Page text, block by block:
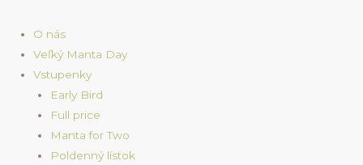
O nás
Veľký Manta Day
Vstupenky
Early Bird
Full price
Manta for Two
Poldenný lístok